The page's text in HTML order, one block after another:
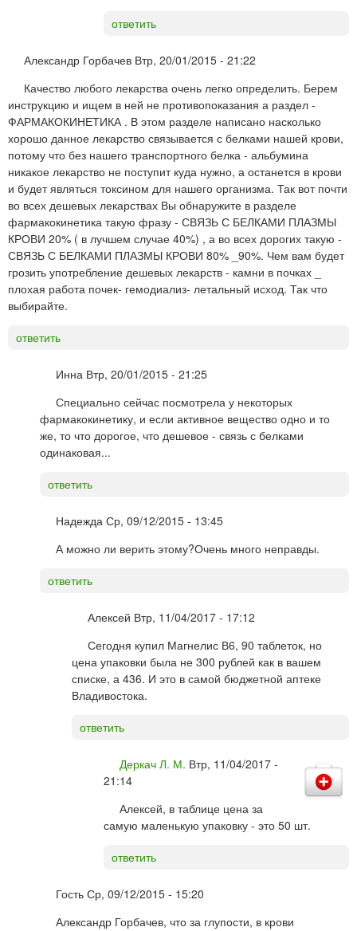
ответить
Александр Горбачев Втр, 20/01/2015 - 21:22
Качество любого лекарства очень легко определить. Берем
инструкцию и ищем в ней не противопоказания а раздел -
ФАРМАКОКИНЕТИКА . В этом разделе написано насколько
хорошо данное лекарство связывается с белками нашей крови,
потому что без нашего транспортного белка - альбумина
никакое лекарство не поступит куда нужно, а останется в крови
и будет являться токсином для нашего организма. Так вот почти
во всех дешевых лекарствах Вы обнаружите в разделе
фармакокинетика такую фразу - СВЯЗЬ С БЕЛКАМИ ПЛАЗМЫ
КРОВИ 20% ( в лучшем случае 40%) , а во всех дорогих такую -
СВЯЗЬ С БЕЛКАМИ ПЛАЗМЫ КРОВИ 80% _90%. Чем вам будет
грозить употребление дешевых лекарств - камни в почках _
плохая работа почек- гемодиализ- летальный исход. Так что
выбирайте.
ответить
Инна Втр, 20/01/2015 - 21:25
Специально сейчас посмотрела у некоторых
фармакокинетику, и если активное вещество одно и то
же, то что дорогое, что дешевое - связь с белками
одинаковая...
ответить
Надежда Ср, 09/12/2015 - 13:45
А можно ли верить этому?Очень много неправды.
ответить
Алексей Втр, 11/04/2017 - 17:12
Сегодня купил Магнелис В6, 90 таблеток, но
цена упаковки была не 300 рублей как в вашем
списке, а 436. И это в самой бюджетной аптеке
Владивостока.
ответить
Деркач Л. М. Втр, 11/04/2017 -
21:14
Алексей, в таблице цена за
самую маленькую упаковку - это 50 шт.
ответить
Гость Ср, 09/12/2015 - 15:20
Александр Горбачев, что за глупости, в крови